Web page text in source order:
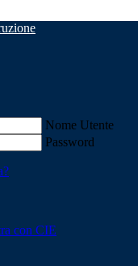
Nome Utente
Password
con CIE